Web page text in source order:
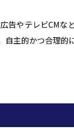
告やテレビCMな
主的かつ合理的